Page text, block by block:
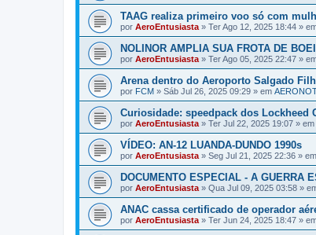
TAAG realiza primeiro voo só com
por AeroEntusiasta » Ter Ago 12, 2025 18:44 »
NOLINOR AMPLIA SUA FROTA DE
por AeroEntusiasta » Ter Ago 05, 2025 22:47 »
Arena dentro do Aeroporto Salgado
por FCM » Sáb Jul 26, 2025 09:29 » em
Curiosidade: speedpack dos Lockheed
por AeroEntusiasta » Ter Jul 22, 2025 19:07 » em
VÍDEO: AN-12 LUANDA-DUNDO 1990s
por AeroEntusiasta » Seg Jul 21, 2025 22:36 » em
DOCUMENTO ESPECIAL - A GUERRA
por AeroEntusiasta » Qua Jul 09, 2025 03:58 »
ANAC cassa certificado de operador
por AeroEntusiasta » Ter Jun 24, 2025 18:47 »